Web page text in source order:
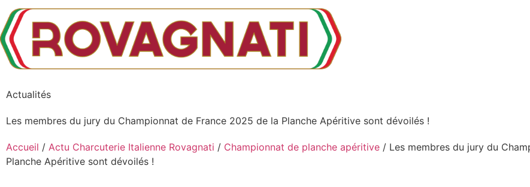
Actualités
Les membres du jury du Championnat de France 2025 de la Planche Apéritive sont dévoilés !
Accueil / Actu Charcuterie Italienne Rovagnati / Championnat de planche apéritive / Les membres du jury du
Planche Apéritive sont dévoilés !